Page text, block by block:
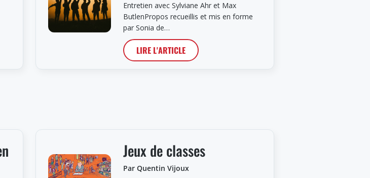
Entretien avec Sylviane Ahr et Max
ButlenPropos recueillis et mis en forme
par Sonia de…
LIRE L'ARTICLE
Jeux de classes
Par Quentin Vijoux